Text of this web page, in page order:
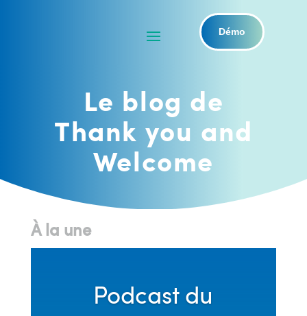
Démo
Le blog de
Thank you and
Welcome
À la une
Podcast du